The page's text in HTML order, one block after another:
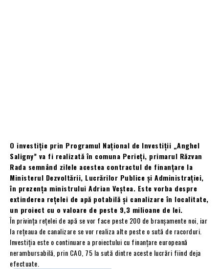
O investiție prin Programul Național de Investiții „Anghel
Saligny” va fi realizată în comuna Perieți, primarul Răzvan
Rada semnând zilele acestea contractul de finanțare la
Ministerul Dezvoltării, Lucrărilor Publice și Administrației,
în prezența ministrului Adrian Veștea. Este vorba despre
extinderea rețelei de apă potabilă și canalizare în localitate,
un proiect cu o valoare de peste 9,3 milioane de lei.
În privința rețelei de apă se vor face peste 200 de branșamente noi, iar
la rețeaua de canalizare se vor realiza alte peste o sută de racorduri.
Investiția este o continuare a proiectului cu finanțare europeană
nerambursabilă, prin CAO, 75 la sută dintre aceste lucrări fiind deja
efectuate.